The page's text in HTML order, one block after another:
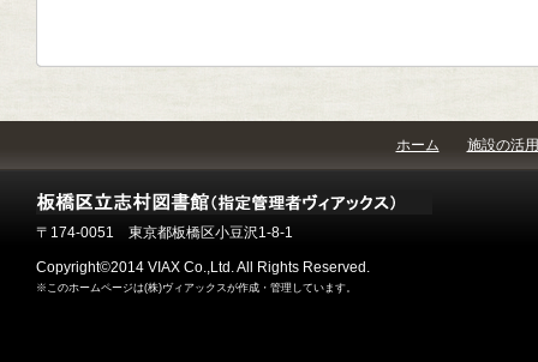
ホーム 施設の活用
〒174-0051 東京都板橋区小豆沢1-8-1
Copyright©2014 VIAX Co.,Ltd. All Rights Reserved.
※このホームページは(株)ヴィアックスが作成・管理しています。